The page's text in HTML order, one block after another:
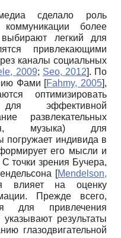
сделало роль
более
легкий для
привлекающими
каналы социальных
2009; Seo, 2012]. По
Фами [Fahmy, 2005],
оптимизировать
эффективной
развлекательных
музыка) для
погружает индивида в
его мысли и
точки зрения Бучера,
[Mendelson,
влияет на оценку
Прежде всего,
для привлечения
результаты
глазодвигательной